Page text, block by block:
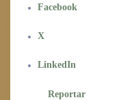
Facebook
X
LinkedIn
Reportar